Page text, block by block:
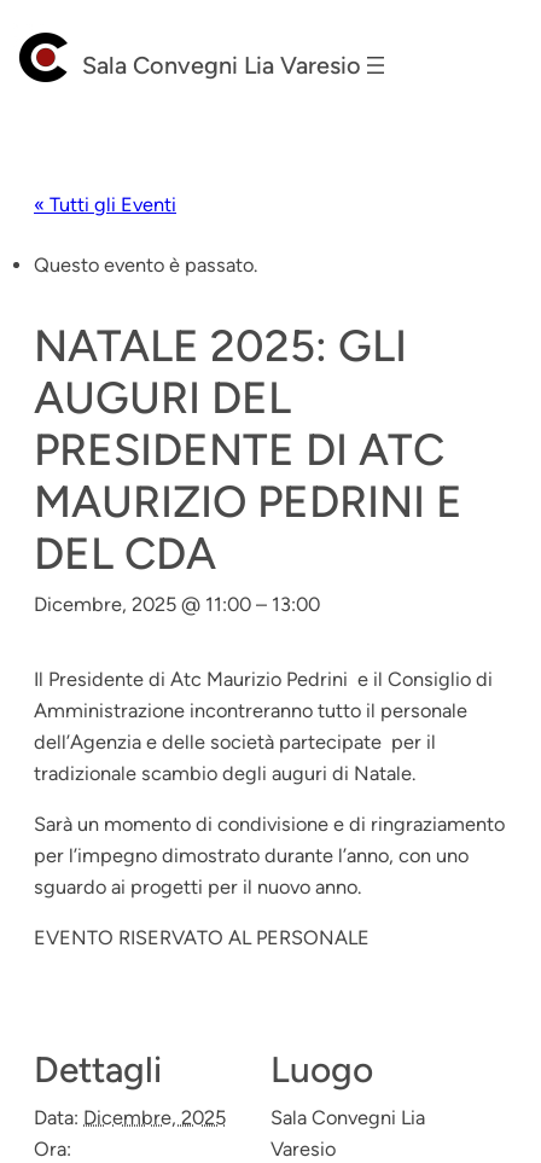
Sala Convegni Lia Varesio
« Tutti gli Eventi
Questo evento è passato.
NATALE 2025: GLI
AUGURI DEL
PRESIDENTE DI ATC
MAURIZIO PEDRINI E
DEL CDA
Dicembre, 2025 @ 11:00 – 13:00
Il Presidente di Atc Maurizio Pedrini e il Consiglio di
Amministrazione incontreranno tutto il personale
dell’Agenzia e delle società partecipate per il
tradizionale scambio degli auguri di Natale.
Sarà un momento di condivisione e di ringraziamento
per l’impegno dimostrato durante l’anno, con uno
sguardo ai progetti per il nuovo anno.
EVENTO RISERVATO AL PERSONALE
Dettagli
Data: Dicembre, 2025
Ora:
Luogo
Sala Convegni Lia
Varesio